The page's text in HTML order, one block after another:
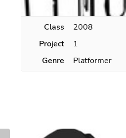
Class
2008
Project
1
Genre
Platformer